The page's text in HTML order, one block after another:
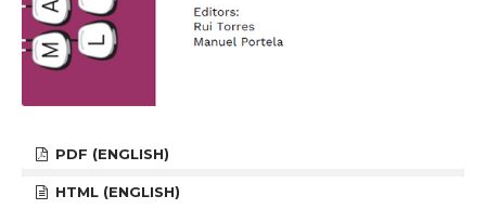
PDF (ENGLISH)
HTML (ENGLISH)